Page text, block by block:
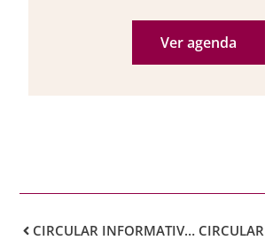
Ver agenda
CIRCULAR INFORMATIVA MAYO 2019 IV